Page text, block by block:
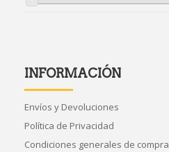
INFORMACIÓN
Envíos y Devoluciones
Política de Privacidad
Condiciones generales de compra